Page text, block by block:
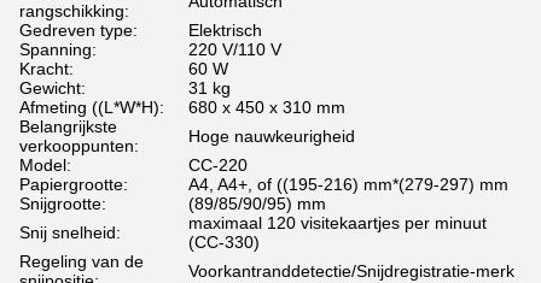
rangschikking:
Gedreven type:
Elektrisch
Spanning:
220 V/110 V
Kracht:
60 W
Gewicht:
31 kg
Afmeting ((L*W*H):
680 x 450 x 310 mm
Belangrijkste
verkooppunten:
Hoge nauwkeurigheid
Model:
CC-220
Papiergrootte:
A4, A4+, of ((195-216) mm*(279-297) mm
Snijgrootte:
(89/85/90/95) mm
Snij snelheid:
maximaal 120 visitekaartjes per minuut
(CC-330)
Regeling van de
Voorkantranddetectie/Snijdregistratie-merk